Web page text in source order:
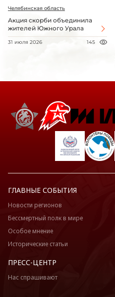
Челябинская область
Акция скорби объединила
жителей Южного Урала
31 июля 2026 145
ГЛАВНЫЕ СОБЫТИЯ
Новости регионов
Бессмертный полк в мире
Особое мнение
Исторические статьи
ПРЕСС-ЦЕНТР
Нас спрашивают